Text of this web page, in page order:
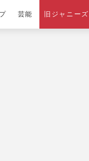
芸能 旧ジャニーズ